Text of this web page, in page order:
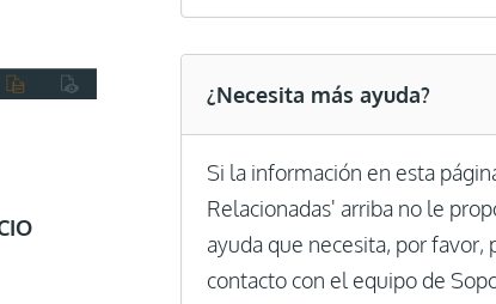
¿Necesita más ayuda?
Si la información en esta
Relacionadas' arriba no le
ayuda que necesita, por favor,
contacto con el equipo de